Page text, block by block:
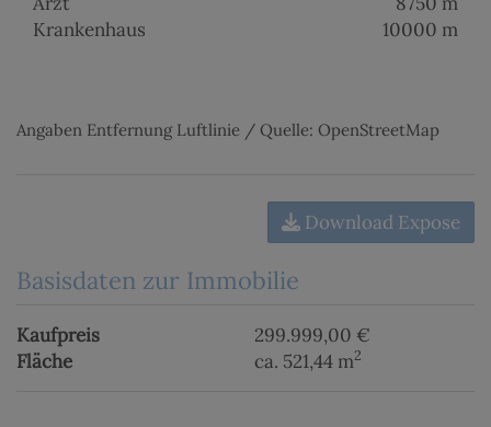
Krankenhaus
10000 m
Angaben Entfernung Luftlinie / Quelle: OpenStreetMap
Download Expose
Basisdaten zur Immobilie
Kaufpreis
299.999,00 €
Fläche
ca. 521,44 m2